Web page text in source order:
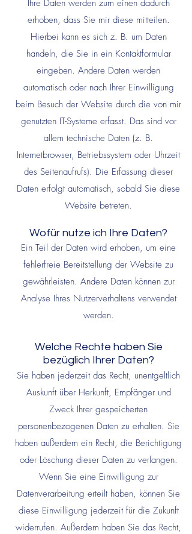
Ihre Daten werden zum einen dadurch
erhoben, dass Sie mir diese mitteilen.
Hierbei kann es sich z. B. um Daten
handeln, die Sie in ein Kontaktformular
eingeben. Andere Daten werden
automatisch oder nach Ihrer Einwilligung
beim Besuch der Website durch die von mir
genutzten IT-Systeme erfasst. Das sind vor
allem technische Daten (z. B.
Internetbrowser, Betriebssystem oder Uhrzeit
des Seitenaufrufs). Die Erfassung dieser
Daten erfolgt automatisch, sobald Sie diese
Website betreten.
Wofür nutze ich Ihre Daten?
Ein Teil der Daten wird erhoben, um eine
fehlerfreie Bereitstellung der Website zu
gewährleisten. Andere Daten können zur
Analyse Ihres Nutzerverhaltens verwendet
werden.
Welche Rechte haben Sie
bezüglich Ihrer Daten?
Sie haben jederzeit das Recht, unentgeltlich
Auskunft über Herkunft, Empfänger und
Zweck Ihrer gespeicherten
personenbezogenen Daten zu erhalten. Sie
haben außerdem ein Recht, die Berichtigung
oder Löschung dieser Daten zu verlangen.
Wenn Sie eine Einwilligung zur
Datenverarbeitung erteilt haben, können Sie
diese Einwilligung jederzeit für die Zukunft
widerrufen. Außerdem haben Sie das Recht,